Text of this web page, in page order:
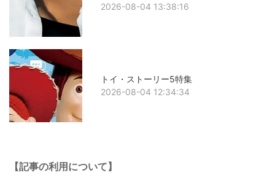
2026-08-04 13:38:16
トイ・ストーリー5特集
2026-08-04 12:34:34
【記事の利用について】